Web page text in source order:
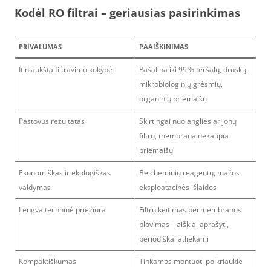
Kodėl RO filtrai – geriausias pasirinkimas
PRIVALUMAS PAAIŠKINIMAS
Itin aukšta filtravimo kokybė
Pašalina iki 99 % teršalų, druskų,
mikrobiologinių grėsmių,
organinių priemaišų
Pastovus rezultatas
Skirtingai nuo anglies ar jonų
filtrų, membrana nekaupia
priemaišų
Ekonomiškas ir ekologiškas
valdymas
Be cheminių reagentų, mažos
eksploatacinės išlaidos
Lengva techninė priežiūra
Filtrų keitimas bei membranos
plovimas – aiškiai aprašyti,
periodiškai atliekami
Kompaktiškumas
Tinkamos montuoti po kriaukle